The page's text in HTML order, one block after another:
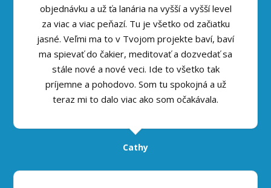
objednávku a už ťa lanária na vyšší a vyšší level
za viac a viac peňazí. Tu je všetko od začiatku
jasné. Veľmi ma to v Tvojom projekte baví, baví
ma spievať do čakier, meditovať a dozvedať sa
stále nové a nové veci. Ide to všetko tak
príjemne a pohodovo. Som tu spokojná a už
teraz mi to dalo viac ako som očakávala.
Cathy